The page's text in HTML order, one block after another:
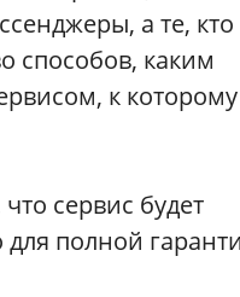
а те, кто
способов, каким
к
сервис будет
полной